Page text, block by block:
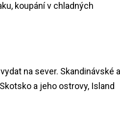
koupání v chladných
na sever. Skandinávské a
a jeho ostrovy, Island